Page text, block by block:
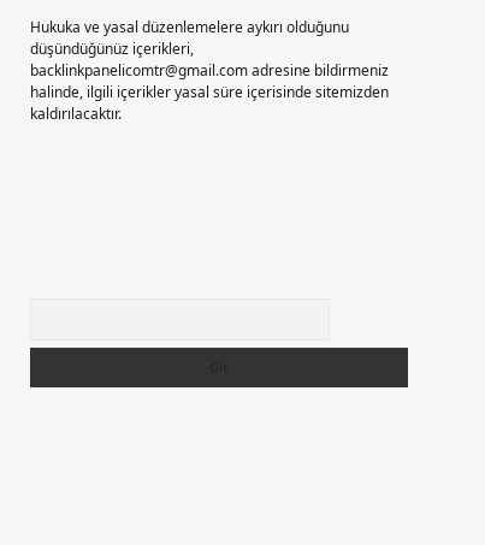
Hukuka ve yasal düzenlemelere aykırı olduğunu
düşündüğünüz içerikleri,
backlinkpanelicomtr@gmail.comadresine bildirmeniz
halinde, ilgili içerikler yasal süre içerisinde sitemizden
kaldırılacaktır.